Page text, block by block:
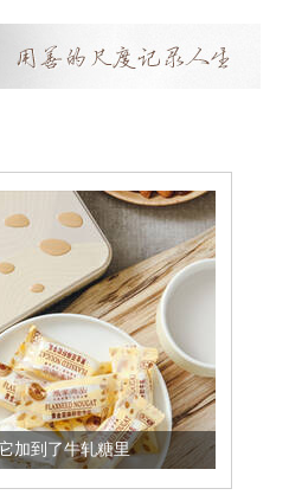
牛轧糖里 被列入佛家七